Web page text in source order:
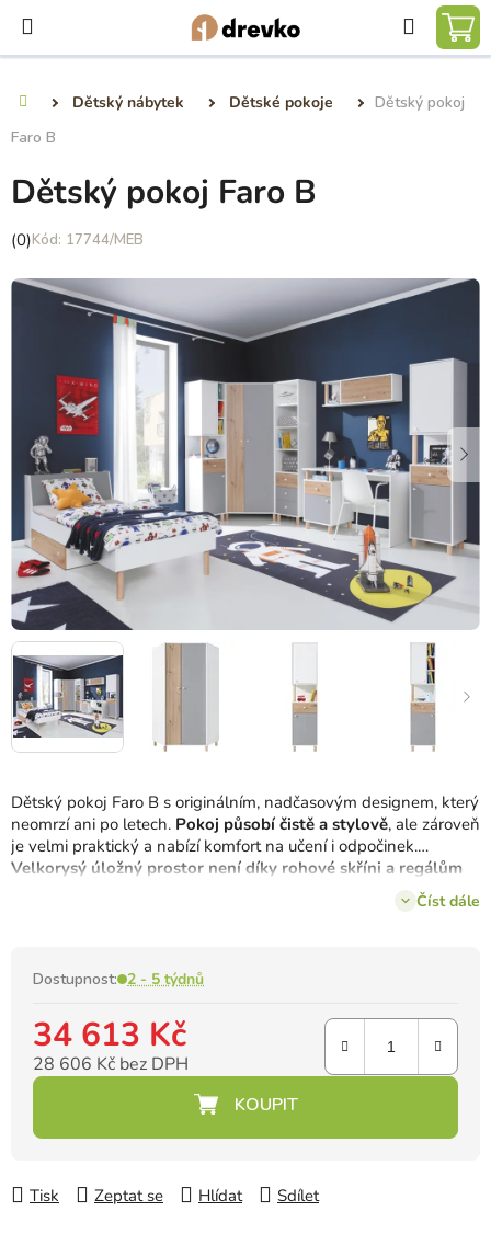
obsah
Hledat
Dětský nábytek Dětské pokoje
Dětský pokoj
Faro B
Dětský pokoj Faro B s originálním, nadčasovým designem, který
neomrzí ani po letech. Pokoj působí čistě a stylově, ale zároveň
je velmi praktický a nabízí komfort na učení i odpočinek.
Velkorysý úložný prostor není díky rohové skříni a regálům
Číst dále
Dostupnost: 2 - 5 týdnů
34 613 Kč
28 606 Kč bez DPH
Tisk Zeptat se Hlídat Sdílet
Dětský pokoj Faro B
Průměrné
produktu
hvězdiček.
(0) 17744/MEB